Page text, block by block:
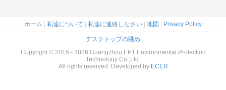
ホーム 私達について 私達に連絡しなさい 地図 Privacy Policy
デスクトップの眺め
Copyright © 2015 - 2026 Guangzhou EPT Environmental Protection
Technology Co.,Ltd.
All rights reserved. Developed by ECER